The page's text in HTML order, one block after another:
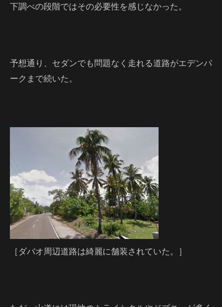
下調べの段階ではその必要性を感じなかった。
予想通り、セダンでも問題なく走れる道路がエデンパ
ークまで続いた。
［ダバオ周辺道路は綺麗に舗装されていた。］